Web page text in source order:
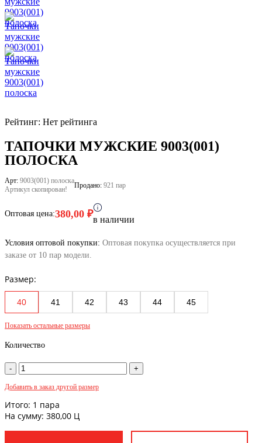
Рейтинг: Нет рейтинга
ТАПОЧКИ МУЖСКИЕ 9003(001)
ПОЛОСКА
Арт: 9003(001) полоска
Артикул скопирован!
Продано: 921 пар
Оптовая цена:380,00 ₽в наличии
Условия оптовой покупки: Оптовая покупка осуществляется при
заказе от 10 пар модели.
Размер:
40 41 42 43 44 45
Показать остальные размеры
Количество
Добавить в заказ другой размер
Итого: 1 пара
На сумму: 380,00 Ц